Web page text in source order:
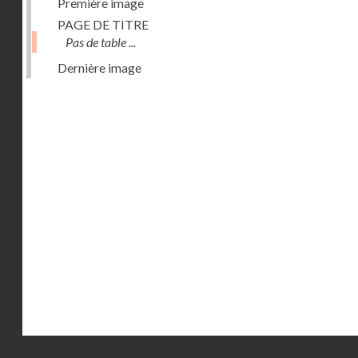
PAGE DE TITRE
Pas de table ...
Dernière image